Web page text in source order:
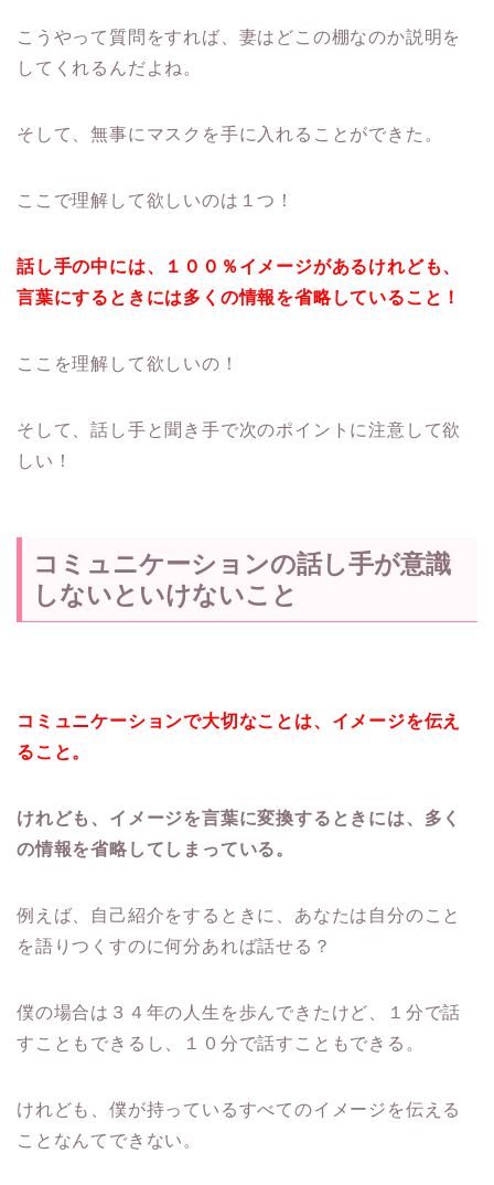
こうやって質問をすれば、妻はどこの棚なのか説明を
してくれるんだよね。
そして、無事にマスクを手に入れることができた。
ここで理解して欲しいのは１つ！
話し手の中には、１００％イメージがあるけれども、
言葉にするときには多くの情報を省略していること！
ここを理解して欲しいの！
そして、話し手と聞き手で次のポイントに注意して欲
しい！
コミュニケーションの話し手が意識
しないといけないこと
コミュニケーションで大切なことは、イメージを伝え
ること。
けれども、イメージを言葉に変換するときには、多く
の情報を省略してしまっている。
例えば、自己紹介をするときに、あなたは自分のこと
を語りつくすのに何分あれば話せる？
僕の場合は３４年の人生を歩んできたけど、１分で話
すこともできるし、１０分で話すこともできる。
けれども、僕が持っているすべてのイメージを伝える
ことなんてできない。